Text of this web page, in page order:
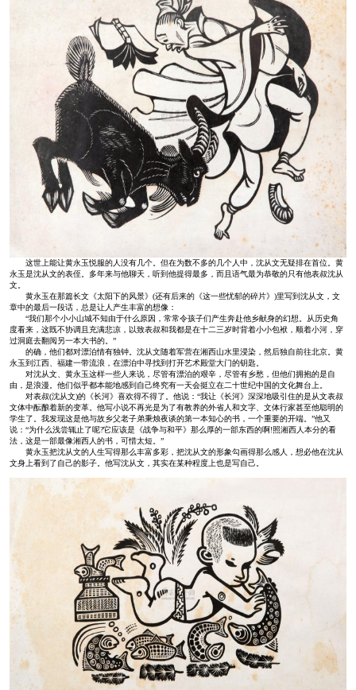
这世上能让黄永玉悦服的人没有几个。但在为数不多的几个人中，沈从文无疑排在首位。黄
永玉是沈从文的表侄。多年来与他聊天，听到他提得最多，而且语气最为恭敬的只有他表叔沈从
文。
黄永玉在那篇长文《太阳下的风景》(还有后来的《这一些忧郁的碎片》)里写到沈从文，文
章中的最后一段话，总是让人产生丰富的想像：
“我们那个小小山城不知由于什么原因，常常令孩子们产生奔赴他乡献身的幻想。从历史角
度看来，这既不协调且充满悲凉，以致表叔和我都是在十二三岁时背着小小包袱，顺着小河，穿
过洞庭去翻阅另一本大书的。”
的确，他们都对漂泊情有独钟。沈从文随着军营在湘西山水里浸染，然后独自前往北京。黄
永玉到江西、福建一带流浪，在漂泊中寻找到打开艺术殿堂大门的钥匙。
对沈从文、黄永玉这样一些人来说，尽管有漂泊的艰辛，尽管有乡愁，但他们拥抱的是自
由，是浪漫。他们似乎都本能地感到自己终究有一天会挺立在二十世纪中国的文化舞台上。
对表叔(沈从文)的《长河》喜欢得不得了。他说：“我让《长河》深深地吸引住的是从文表叔
文体中酝酿着新的变革。他写小说不再光是为了有教养的外省人和文字、文体行家甚至他聪明的
学生了。我发现这是他与故乡父老子弟秉烛夜谈的第一本知心的书，一个重要的开端。”他又
说：“为什么浅尝辄止了呢?它应该是《战争与和平》那么厚的一部东西的啊!照湘西人本分的看
法，这是一部最像湘西人的书，可惜太短。”
黄永玉把沈从文的人生写得那么丰富多彩，把沈从文的形象勾画得那么感人，想必他在沈从
文身上看到了自己的影子。他写沈从文，其实在某种程度上也是写自己。